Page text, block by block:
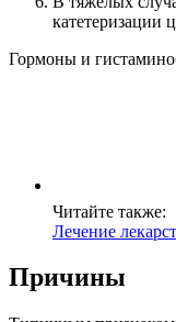
катетеризации
Гормоны и
Читайте также:
Лечение
Причины